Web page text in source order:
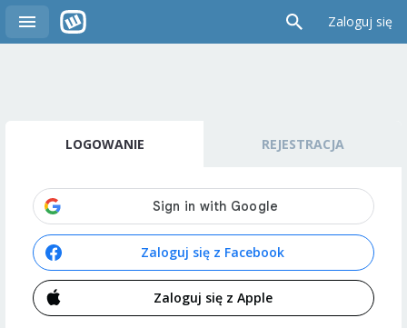
Zaloguj się
LOGOWANIE REJESTRACJA
Zaloguj się z Facebook
Zaloguj się z Apple